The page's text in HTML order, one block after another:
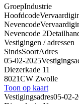
GroepIndustrie
Hoofdcode
Nevencode
Nevencode 2
Vestigingen / adressen
SindsSoortAdres
05-02-2025
Diezerkade 11
8021CW Zwolle
Toon op kaart
Vestigingsadres05-02-